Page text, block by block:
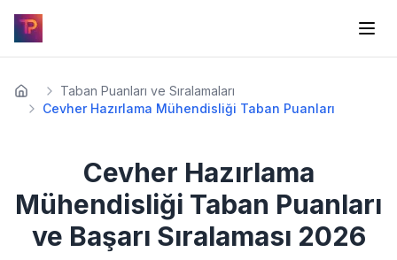
Taban Puanları ve Sıralamaları
Cevher Hazırlama Mühendisliği Taban Puanları
Cevher Hazırlama
Mühendisliği Taban Puanları
ve Başarı Sıralaması 2026